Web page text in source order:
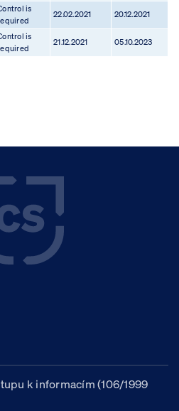
is
22.02.2021 20.12.2021
is
21.12.2021 05.10.2023
k informacím (106/1999